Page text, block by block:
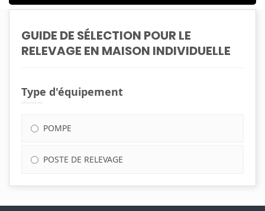
GUIDE DE SÉLECTION POUR LE
RELEVAGE EN MAISON INDIVIDUELLE
Type d'équipement
POMPE
POSTE DE RELEVAGE